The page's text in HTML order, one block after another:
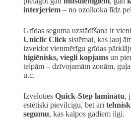
interjeriem– no ozolkoka līdz
Grīdas seguma uzstādīšana ir
Uniclic Clicksistēmai, kas ļauj
izveidot vienmērīgu grīdas
higiēnisks, viegli kopjamsun
telpām – dzīvojamām zonām,
u.c.
Izvēloties Quick-Step laminātu,
estētiski pievilcīgu, bet arī
segumu, kas kalpos gadiem ilgi.